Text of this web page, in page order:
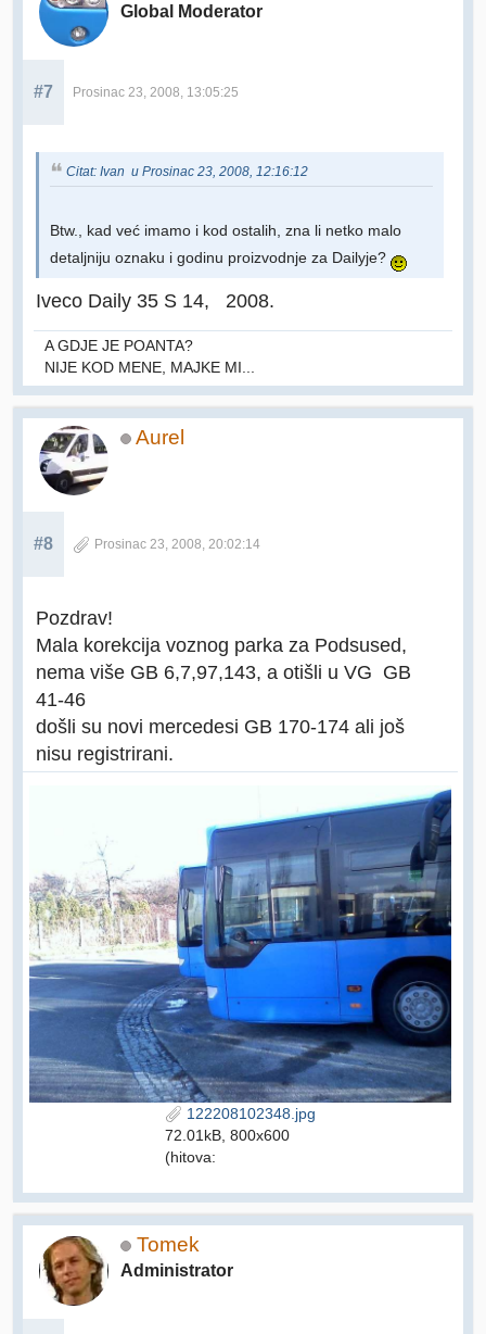
Global Moderator
#7 Prosinac 23, 2008, 13:05:25
Citat: Ivan u Prosinac 23, 2008, 12:16:12
Btw., kad već imamo i kod ostalih, zna li netko malo
detaljniju oznaku i godinu proizvodnje za Dailyje?
Iveco Daily 35 S 14, 2008.
A GDJE JE POANTA?
NIJE KOD MENE, MAJKE MI...
Aurel
#8 Prosinac 23, 2008, 20:02:14
Pozdrav!
Mala korekcija voznog parka za Podsused,
nema više GB 6,7,97,143, a otišli u VG GB
41-46
došli su novi mercedesi GB 170-174 ali još
nisu registrirani.
122208102348.jpg
72.01kB, 800x600
(hitova:
Tomek
Administrator